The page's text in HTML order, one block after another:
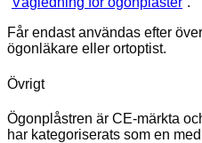
Får endast användas efter
ögonläkare eller ortoptist.
Övrigt
Ögonplåstren är CE-märkta
har kategoriserats som en